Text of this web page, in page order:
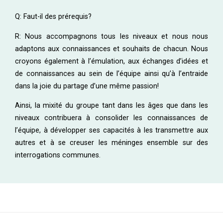
Q: Faut-il des prérequis?
R: Nous accompagnons tous les niveaux et nous nous
adaptons aux connaissances et souhaits de chacun. Nous
croyons également à l’émulation, aux échanges d’idées et
de connaissances au sein de l’équipe ainsi qu’à l’entraide
dans la joie du partage d’une même passion!
Ainsi, la mixité du groupe tant dans les âges que dans les
niveaux contribuera à consolider les connaissances de
l’équipe, à développer ses capacités à les transmettre aux
autres et à se creuser les méninges ensemble sur des
interrogations communes.